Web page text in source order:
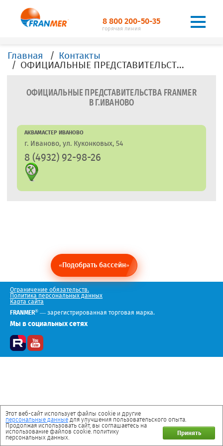
8 800 200-50-35
горячая линия
Главная
Контакты
ОФИЦИАЛЬНЫЕ ПРЕДСТАВИТЕЛЬСТВА, ДИЛЕРЫ, ОФИСЫ, FRANMER в г.Иваново
ОФИЦИАЛЬНЫЕ ПРЕДСТАВИТЕЛЬСТВА FRANMER
В Г.ИВАНОВО
АКВАМАСТЕР ИВАНОВО
г. Иваново, ул. Куконковых, 54
8 (4932) 92-98-26
«Подобрать бассейн»
Ограничение обязательств.
Политика персональных данных
Карта сайта
FRANMER® — зарегистрированная торговая марка.
Мы в социальных сетях
Этот веб-сайт использует файлы cookie и другие
персональные данные для улучшения пользовательского опыта.
Принять
Продолжая использовать сайт, вы соглашаетесь на
использование файлов cookie. политику
персональных данных.